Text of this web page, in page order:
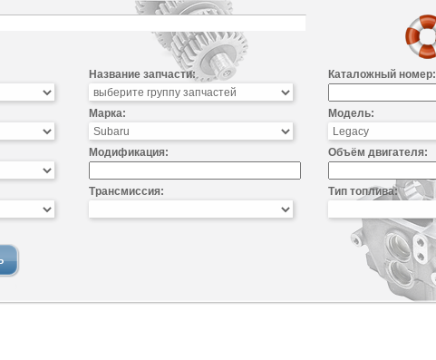
Название запчасти: Каталожный номер:
Марка: Модель:
Модификация: Объём двигателя:
Трансмиссия: Тип топлива: